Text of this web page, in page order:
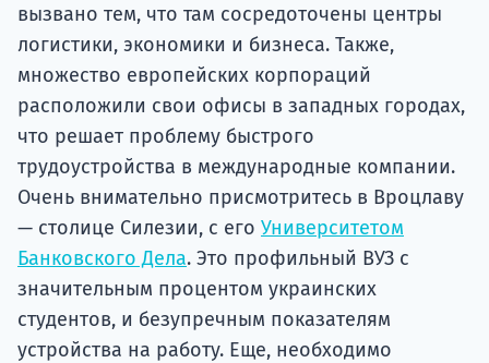
вызвано тем, что там сосредоточены центры
логистики, экономики и бизнеса. Также,
множество европейских корпораций
расположили свои офисы в западных городах,
что решает проблему быстрого
трудоустройства в международные компании.
Очень внимательно присмотритесь в Вроцлаву
— столице Силезии, с его Университетом
Банковского Дела. Это профильный ВУЗ с
значительным процентом украинских
студентов, и безупречным показателям
устройства на работу. Еще, необходимо